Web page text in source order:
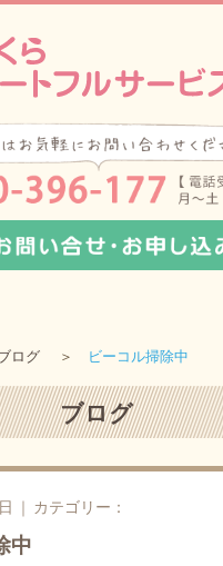
ログ ビーコル掃除中
ブログ
｜ カテゴリー：
中